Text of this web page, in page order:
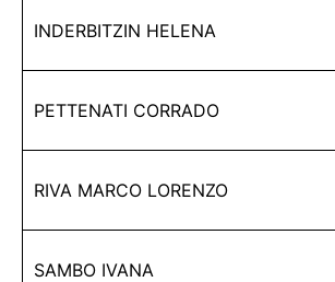
INDERBITZIN HELENA
PETTENATI CORRADO
RIVA MARCO LORENZO
SAMBO IVANA